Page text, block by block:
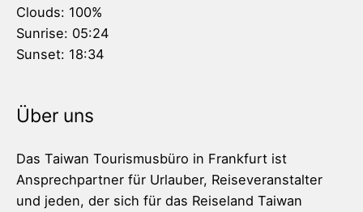
Clouds: 100%
Sunrise: 05:24
Sunset: 18:34
Über uns
Das Taiwan Tourismusbüro in Frankfurt ist
Ansprechpartner für Urlauber, Reiseveranstalter
und jeden, der sich für das Reiseland Taiwan